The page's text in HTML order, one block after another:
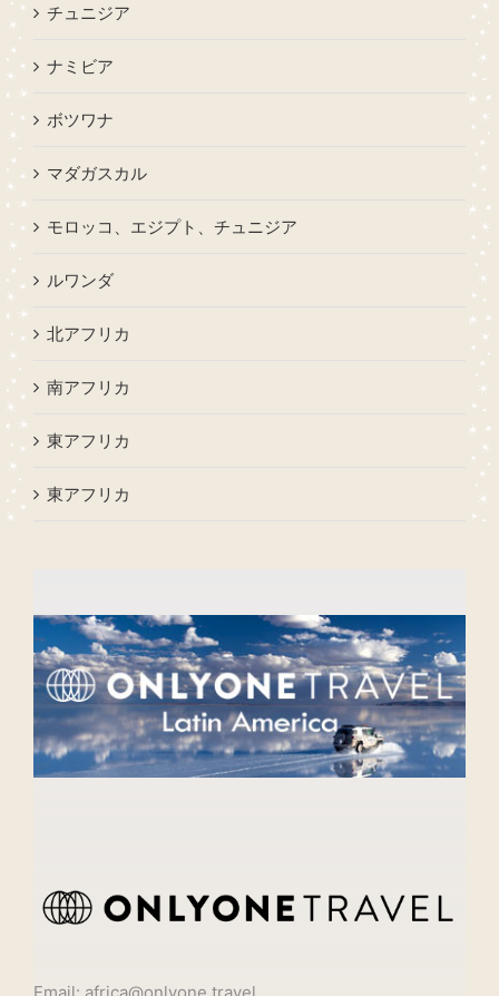
チュニジア
ナミビア
ボツワナ
マダガスカル
モロッコ、エジプト、チュニジア
ルワンダ
北アフリカ
南アフリカ
東アフリカ
東アフリカ